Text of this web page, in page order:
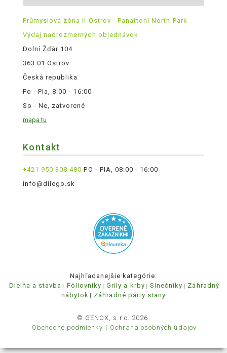
Průmyslová zóna II Ostrov - Panattoni North Park -
Výdaj nadrozmerných objednávok
Dolní Žďár 104
363 01 Ostrov
Česká republika
Po - Pia, 8:00 - 16:00
So - Ne, zatvorené
mapa tu
Kontakt
+421 950 308 480 PO - PIA, 08:00 - 16:00
info@dilego.sk
Najhľadanejšie kategórie:
Dielňa a stavba
Fóliovníky Grily a krby Slnečníky
Záhradný
nábytok
Záhradné párty stany
© GENOX, s.r.o. 2026.
Obchodné podmienky
Ochrana osobných údajov